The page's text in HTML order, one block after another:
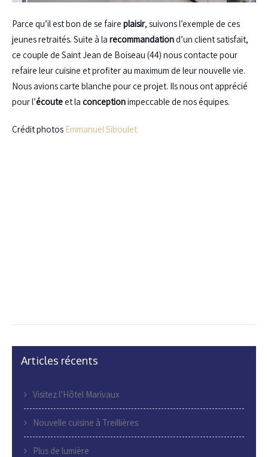
Parce qu’il est bon de se faire plaisir, suivons l’exemple de ces
jeunes retraités. Suite à la recommandationd’un client satisfait,
ce couple de Saint Jean de Boiseau (44) nous contacte pour
refaire leur cuisine et profiter au maximum de leur nouvelle vie.
Nous avions carte blanche pour ce projet. Ils nous ont apprécié
pour l’écouteet la conceptionimpeccable de nos équipes.
Crédit photos Emmanuel Siboulet
Articles récents
Visitez l’Hôtel Marivaux
Nouvelle cuisine à Treillières
Plus de lumière